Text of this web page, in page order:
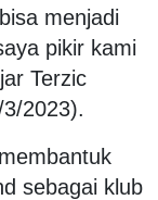
menjadi
pikir kami
Terzic
2023).
sebagai klub